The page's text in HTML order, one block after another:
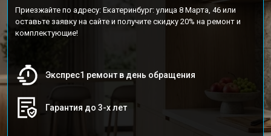
Приезжайте по адресу: Екатеринбург: улица 8 Марта, 46 или
оставьте заявку на сайте и получите скидку 20% на ремонт и
комплектующие!
Экспрес1 ремонт в день обращения
Гарантия до 3-х лет